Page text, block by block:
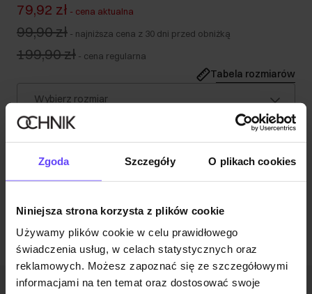
Zgoda Szczegóły O plikach cookies
Niniejsza strona korzysta z plików cookie
Używamy plików cookie w celu prawidłowego
świadczenia usług, w celach statystycznych oraz
reklamowych. Możesz zapoznać się ze szczegółowymi
informacjami na ten temat oraz dostosować swoje
79,92 zł - cena aktualna
99,90 zł - najniższa cena z 30 dni przed obniżką
199,90 zł - cena regularna
Tabela rozmiarów
Wybierz rozmiar
Nasz model ma 192 cm wzrostu i nosi rozmiar 32.